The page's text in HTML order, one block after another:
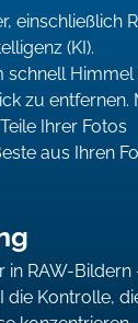
einschließlich
(KI).
schnell Himmel
zu entfernen.
Ihrer Fotos
aus Ihren
in RAW-Bildern
die Kontrolle,